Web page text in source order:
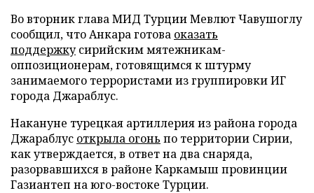
Во вторник глава МИД Турции Мевлют Чавушоглу
сообщил, что Анкара готова оказать
поддержкусирийским мятежникам-
оппозиционерам, готовящимся к штурму
занимаемого террористами из группировки ИГ
города Джараблус.
Накануне турецкая артиллерия из района города
Джараблус открыла огонь по территории Сирии,
как утверждается, в ответ на два снаряда,
разорвавшихся в районе Каркамыш провинции
Газиантеп на юго-востоке Турции.